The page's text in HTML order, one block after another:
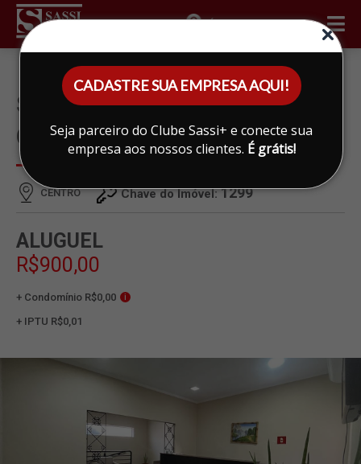
CADASTRE SUA EMPRESA AQUI!
Seja parceiro do Clube Sassi+ e conecte sua
empresa aos nossos clientes. É grátis!
ÁREA DO CLIENTE
SALA PARA ALUGAR EM
CENTRO, LIMEIRA
CENTRO Chave do Imóvel:1299
ALUGUEL
R$900,00
+ Condomínio R$0,00 i
+ IPTU R$0,01